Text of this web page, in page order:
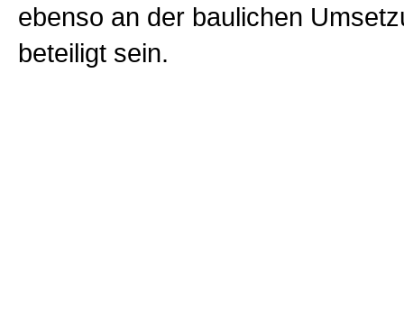
ebenso an der baulichen
beteiligt sein.